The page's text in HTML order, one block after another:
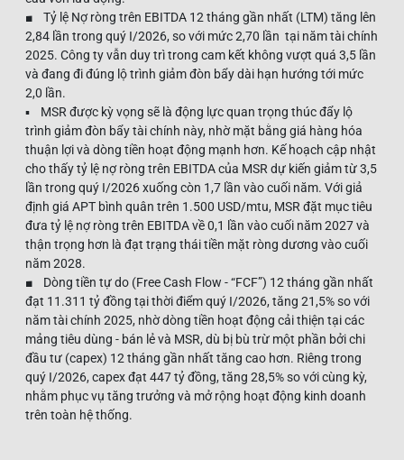
■ Tỷ lệ Nợ ròng trên EBITDA 12 tháng gần nhất (LTM) tăng lên
2,84 lần trong quý I/2026, so với mức 2,70 lần tại năm tài chính
2025. Công ty vẫn duy trì trong cam kết không vượt quá 3,5 lần
và đang đi đúng lộ trình giảm đòn bẩy dài hạn hướng tới mức
2,0 lần.
▪ MSR được kỳ vọng sẽ là động lực quan trọng thúc đẩy lộ
trình giảm đòn bẩy tài chính này, nhờ mặt bằng giá hàng hóa
thuận lợi và dòng tiền hoạt động mạnh hơn. Kế hoạch cập nhật
cho thấy tỷ lệ nợ ròng trên EBITDA của MSR dự kiến giảm từ 3,5
lần trong quý I/2026 xuống còn 1,7 lần vào cuối năm. Với giả
định giá APT bình quân trên 1.500 USD/mtu, MSR đặt mục tiêu
đưa tỷ lệ nợ ròng trên EBITDA về 0,1 lần vào cuối năm 2027 và
thận trọng hơn là đạt trạng thái tiền mặt ròng dương vào cuối
năm 2028.
■ Dòng tiền tự do (Free Cash Flow - “FCF”) 12 tháng gần nhất
đạt 11.311 tỷ đồng tại thời điểm quý I/2026, tăng 21,5% so với
năm tài chính 2025, nhờ dòng tiền hoạt động cải thiện tại các
mảng tiêu dùng - bán lẻ và MSR, dù bị bù trừ một phần bởi chi
đầu tư (capex) 12 tháng gần nhất tăng cao hơn. Riêng trong
quý I/2026, capex đạt 447 tỷ đồng, tăng 28,5% so với cùng kỳ,
nhằm phục vụ tăng trưởng và mở rộng hoạt động kinh doanh
trên toàn hệ thống.